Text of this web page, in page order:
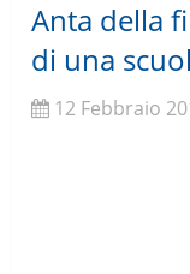
Anta della
di una
12 Febbraio